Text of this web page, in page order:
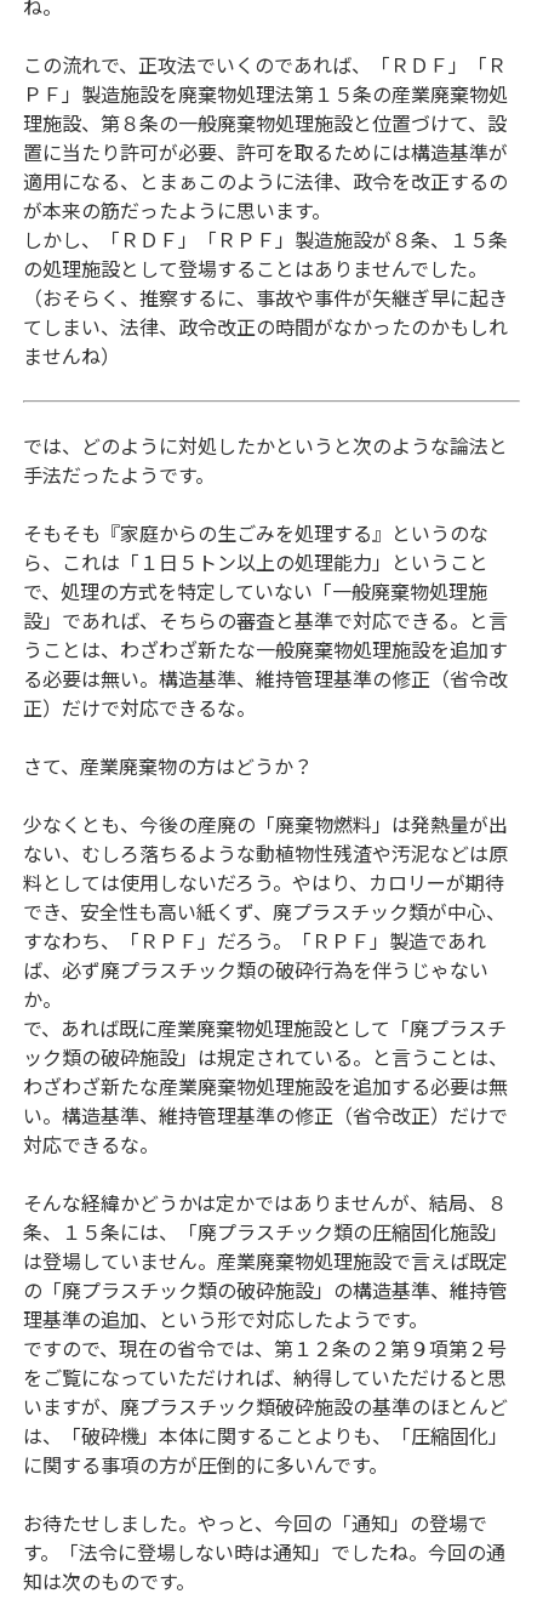
ね。
この流れで、正攻法でいくのであれば、「ＲＤＦ」「Ｒ
ＰＦ」製造施設を廃棄物処理法第１５条の産業廃棄物処
理施設、第８条の一般廃棄物処理施設と位置づけて、設
置に当たり許可が必要、許可を取るためには構造基準が
適用になる、とまぁこのように法律、政令を改正するの
が本来の筋だったように思います。
しかし、「ＲＤＦ」「ＲＰＦ」製造施設が８条、１５条
の処理施設として登場することはありませんでした。
（おそらく、推察するに、事故や事件が矢継ぎ早に起き
てしまい、法律、政令改正の時間がなかったのかもしれ
ませんね）
では、どのように対処したかというと次のような論法と
手法だったようです。
そもそも『家庭からの生ごみを処理する』というのな
ら、これは「１日５トン以上の処理能力」ということ
で、処理の方式を特定していない「一般廃棄物処理施
設」であれば、そちらの審査と基準で対応できる。と言
うことは、わざわざ新たな一般廃棄物処理施設を追加す
る必要は無い。構造基準、維持管理基準の修正（省令改
正）だけで対応できるな。
さて、産業廃棄物の方はどうか？
少なくとも、今後の産廃の「廃棄物燃料」は発熱量が出
ない、むしろ落ちるような動植物性残渣や汚泥などは原
料としては使用しないだろう。やはり、カロリーが期待
でき、安全性も高い紙くず、廃プラスチック類が中心、
すなわち、「ＲＰＦ」だろう。「ＲＰＦ」製造であれ
ば、必ず廃プラスチック類の破砕行為を伴うじゃない
か。
で、あれば既に産業廃棄物処理施設として「廃プラスチ
ック類の破砕施設」は規定されている。と言うことは、
わざわざ新たな産業廃棄物処理施設を追加する必要は無
い。構造基準、維持管理基準の修正（省令改正）だけで
対応できるな。
そんな経緯かどうかは定かではありませんが、結局、８
条、１５条には、「廃プラスチック類の圧縮固化施設」
は登場していません。産業廃棄物処理施設で言えば既定
の「廃プラスチック類の破砕施設」の構造基準、維持管
理基準の追加、という形で対応したようです。
ですので、現在の省令では、第１２条の２第９項第２号
をご覧になっていただければ、納得していただけると思
いますが、廃プラスチック類破砕施設の基準のほとんど
は、「破砕機」本体に関することよりも、「圧縮固化」
に関する事項の方が圧倒的に多いんです。
お待たせしました。やっと、今回の「通知」の登場で
す。「法令に登場しない時は通知」でしたね。今回の通
知は次のものです。